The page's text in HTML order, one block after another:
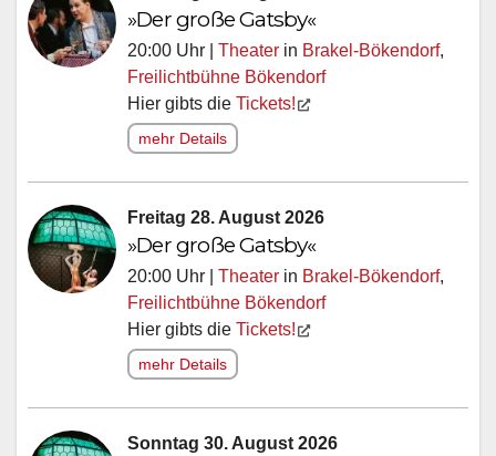
»Der große Gatsby«
20:00 Uhr | Theater in Brakel-Bökendorf,
Freilichtbühne Bökendorf
Hier gibts die Tickets!
mehr Details
Freitag 28. August 2026
»Der große Gatsby«
20:00 Uhr | Theater in Brakel-Bökendorf,
Freilichtbühne Bökendorf
Hier gibts die Tickets!
mehr Details
Sonntag 30. August 2026